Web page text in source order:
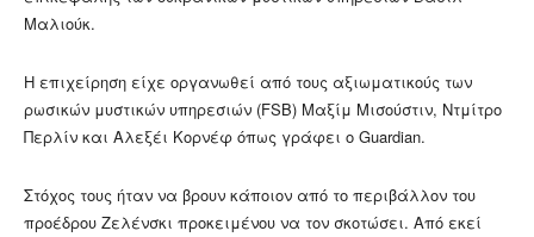
Μαλιούκ.
Η επιχείρηση είχε οργανωθεί από τους αξιωματικούς των
ρωσικών μυστικών υπηρεσιών (FSB) Μαξίμ Μισούστιν, Ντμίτρο
Περλίν και Αλεξέι Κορνέφ όπως γράφει ο Guardian.
Στόχος τους ήταν να βρουν κάποιον από το περιβάλλον του
προέδρου Ζελένσκι προκειμένου να τον σκοτώσει. Από εκεί